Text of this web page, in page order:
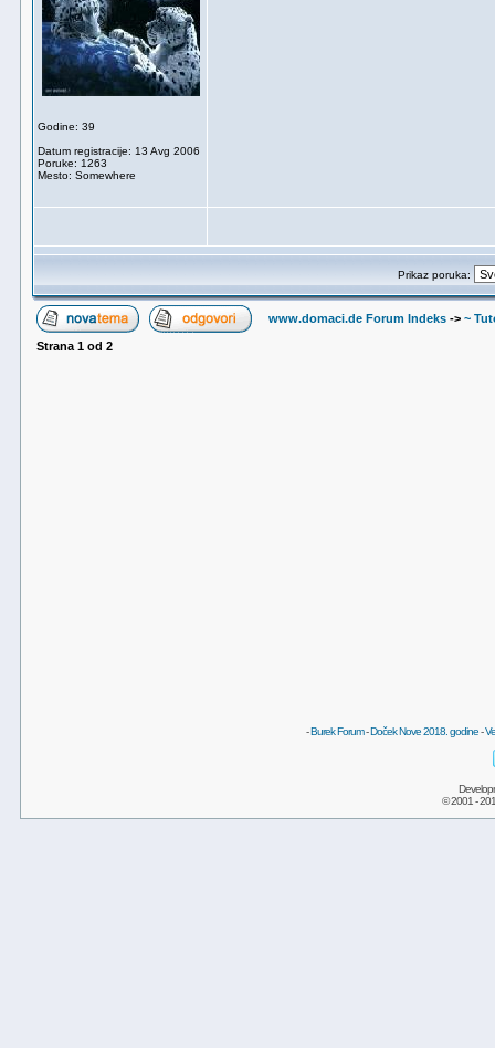
Godine: 39
Datum registracije: 13 Avg 2006
Poruke: 1263
Mesto: Somewhere
Prikaz poruka:
www.domaci.de Forum Indeks -> ~
Strana 1 od 2
-Burek Forum-Doček Nove 2018. godine-
© 2001 -